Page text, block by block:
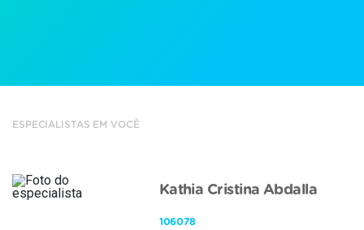
ESPECIALISTAS EM VOCÊ
Kathia Cristina Abdalla
106078